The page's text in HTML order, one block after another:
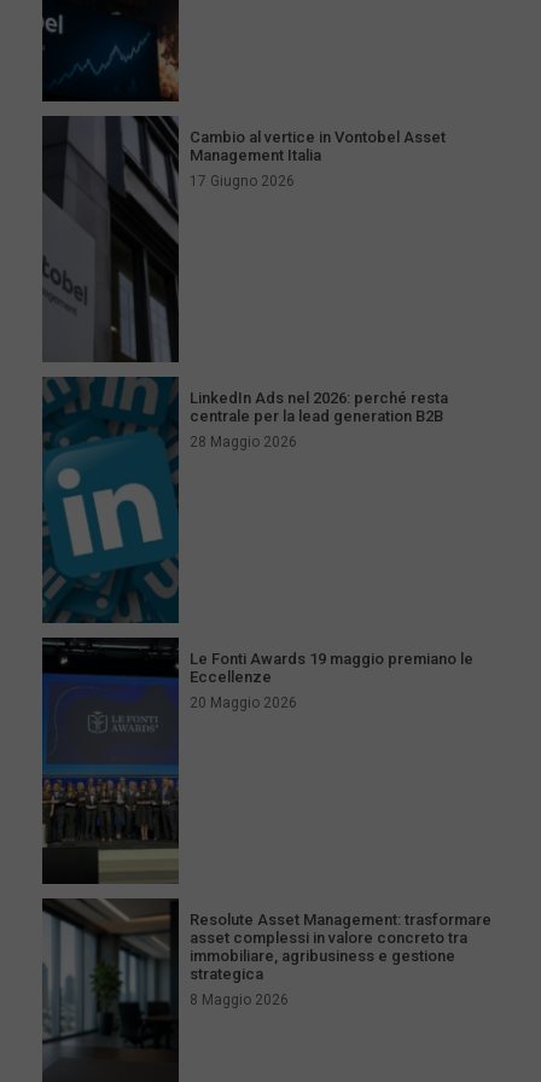
Cambio al vertice in Vontobel Asset
Management Italia
17 Giugno 2026
LinkedIn Ads nel 2026: perché resta
centrale per la lead generation B2B
28 Maggio 2026
Le Fonti Awards 19 maggio premiano le
Eccellenze
20 Maggio 2026
Resolute Asset Management: trasformare
asset complessi in valore concreto tra
immobiliare, agribusiness e gestione
strategica
8 Maggio 2026